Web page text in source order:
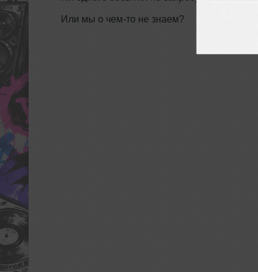
Или мы о чем-то не знаем?